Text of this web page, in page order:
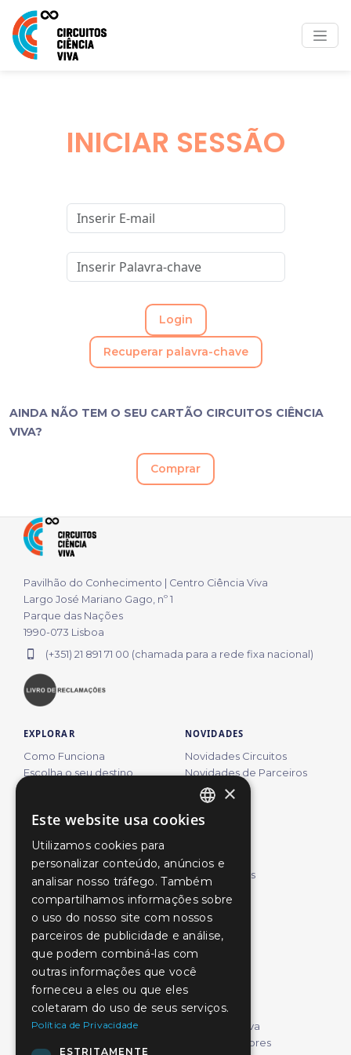
INICIAR SESSÃO
Login
Recuperar palavra-chave
AINDA NÃO TEM O SEU CARTÃO CIRCUITOS CIÊNCIA
VIVA?
Comprar
Pavilhão do Conhecimento | Centro Ciência Viva
Largo José Mariano Gago, nº 1
Parque das Nações
1990-073 Lisboa
(+351) 21 891 71 00 (chamada para a rede fixa nacional)
EXPLORAR
Como Funciona
Escolha o seu destino
Comprar
Ativação do Cartão
NOVIDADES
Novidades Circuitos
Novidades de Parceiros
Revista
PARCEIROS
Pesquisar Parceiros
Contacte-nos
CIRCUITOS
Arcos de Valdevez
Aveiro
Braga
Bragança
Coimbra
Constância
Estremoz
Faial Açores
Faro
Lagos
Porto
Proença-a-Nova
São Miguel Açores
PORTUGUESE
ENGLISH
SPANISH
×
Este website usa cookies
Utilizamos cookies para
personalizar conteúdo, anúncios e
analisar nosso tráfego. Também
compartilhamos informações sobre
o uso do nosso site com nossos
parceiros de publicidade e análise,
que podem combiná-las com
outras informações que você
forneceu a eles ou que eles
coletaram do uso de seus serviços.
Política de Privacidade
ESTRITAMENTE